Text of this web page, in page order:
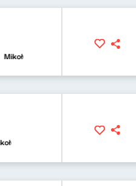
Mikołaj Tyczyński, Klaudia Kowalczyk,
Tyczyński, Klaudia Kowalczyk,